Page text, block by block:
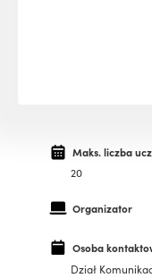
Maks. liczba
20
Organizator
Osoba
Dział